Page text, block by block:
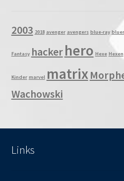
2003 2018 avenger avengers blue-ray
Fantasy hackerhero Hexe Hexen
Kinder marvel matrix
Wachowski
Links